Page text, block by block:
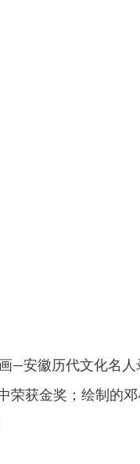
—安徽历代文化名人
荣获金奖；绘制的